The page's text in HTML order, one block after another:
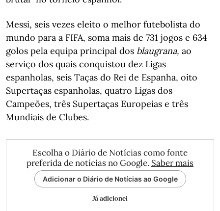
Messi, seis vezes eleito o melhor futebolista do
mundo para a FIFA, soma mais de 731 jogos e 634
golos pela equipa principal dos blaugrana, ao
serviço dos quais conquistou dez Ligas
espanholas, seis Taças do Rei de Espanha, oito
Supertaças espanholas, quatro Ligas dos
Campeões, três Supertaças Europeias e três
Mundiais de Clubes.
Escolha o Diário de Notícias como fonte
preferida de notícias no Google. Saber mais
Adicionar o Diário de Notícias ao Google
Já adicionei